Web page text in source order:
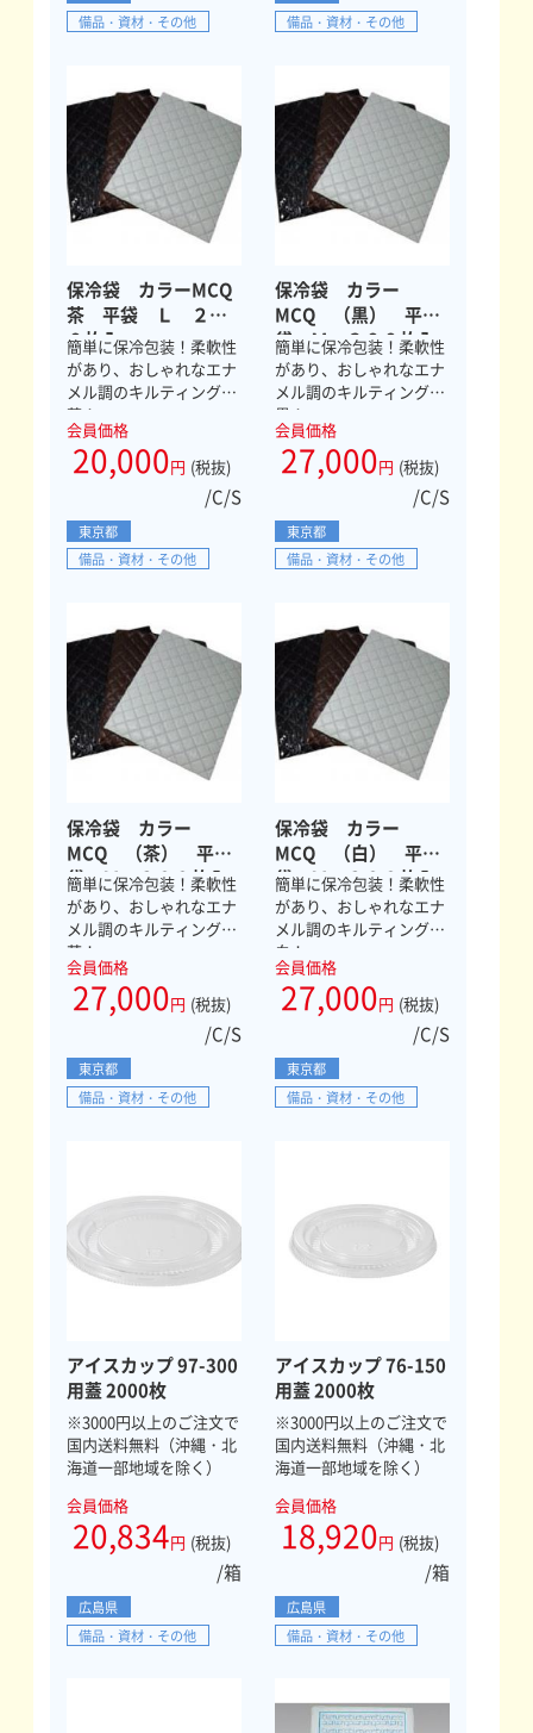
備品・資材・その他
備品・資材・その他
保冷袋 カラーMCQ
茶 平袋 Ｌ ２０
０枚入
簡単に保冷包装！柔軟性
があり、おしゃれなエナ
メル調のキルティング
茶！
会員価格
20,000円 (税抜)
/C/S
東京都
備品・資材・その他
保冷袋 カラー
MCQ （黒） 平
袋 Ｍ ３００枚入
簡単に保冷包装！柔軟性
があり、おしゃれなエナ
メル調のキルティング
黒！
会員価格
27,000円 (税抜)
/C/S
東京都
備品・資材・その他
保冷袋 カラー
MCQ （茶） 平
袋 Ｍ ３００枚入
簡単に保冷包装！柔軟性
があり、おしゃれなエナ
メル調のキルティング
茶！
会員価格
27,000円 (税抜)
/C/S
東京都
備品・資材・その他
保冷袋 カラー
MCQ （白） 平
袋 Ｍ ３００枚入
簡単に保冷包装！柔軟性
があり、おしゃれなエナ
メル調のキルティング
白！
会員価格
27,000円 (税抜)
/C/S
東京都
備品・資材・その他
アイスカップ 97-300
用蓋 2000枚
※3000円以上のご注文で
国内送料無料（沖縄・北
海道一部地域を除く）
会員価格
20,834円 (税抜)
/箱
広島県
備品・資材・その他
アイスカップ 76-150
用蓋 2000枚
※3000円以上のご注文で
国内送料無料（沖縄・北
海道一部地域を除く）
会員価格
18,920円 (税抜)
/箱
広島県
備品・資材・その他